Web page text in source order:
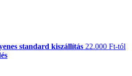
standard kiszállítás 22.000 Ft-tól